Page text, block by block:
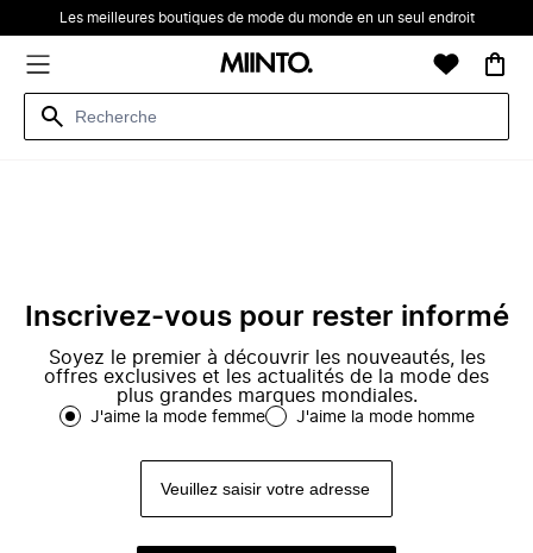
Les meilleures boutiques de mode du monde en un seul endroit
Inscrivez-vous pour rester informé
Soyez le premier à découvrir les nouveautés, les
offres exclusives et les actualités de la mode des
plus grandes marques mondiales.
J'aime la mode femme J'aime la mode homme